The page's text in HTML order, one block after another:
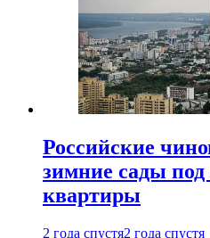
Российские
зимние сады
квартиры
2 года спустя2 года спустя